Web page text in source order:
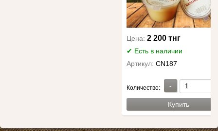
Цена: 2 200 тнг
✔ Есть в наличии
Артикул: CN187
Количество: -
Купить